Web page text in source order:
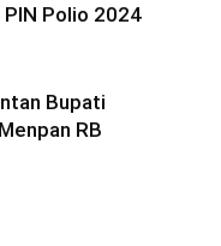
Polio 2024
Bupati
RB